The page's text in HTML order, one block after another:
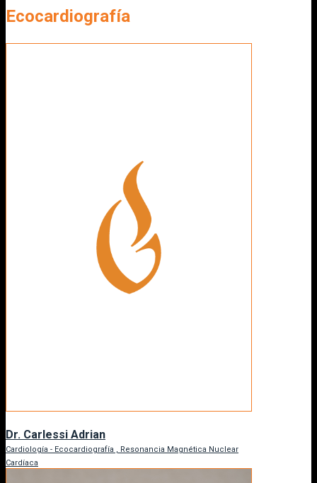
Ecocardiografía
Dr. Carlessi Adrian
Cardiología - Ecocardiografía , Resonancia Magnética Nuclear
Cardíaca